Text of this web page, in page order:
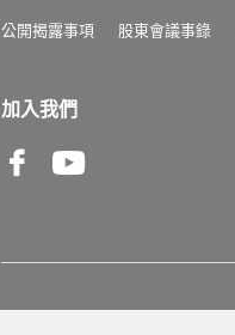
公開揭露事項 股東會議事錄
加入我們